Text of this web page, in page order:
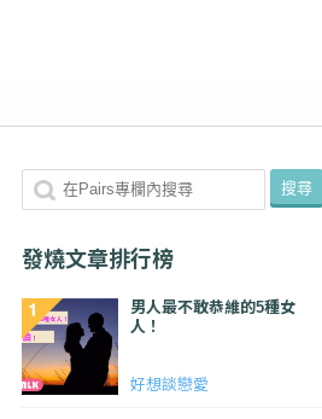
發燒文章排行榜
男人最不敢恭維的5種女
人！
好想談戀愛